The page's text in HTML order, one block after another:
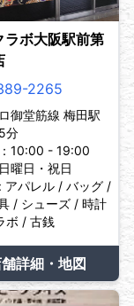
ラボ大阪駅前第
2265
御堂筋線 梅田駅
分
10:00 - 19:00
曜日・祝日
アパレル / バッグ /
/ シューズ / 時計
ボ / 古銭
舗詳細・地図